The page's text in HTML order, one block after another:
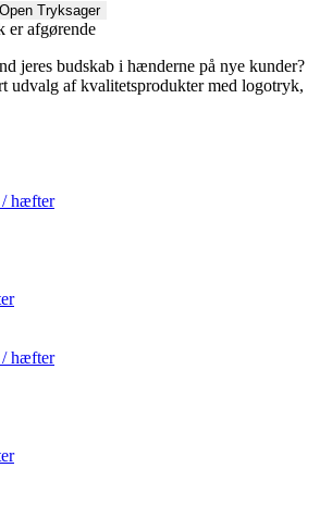
Open Tryksager
er afgørende
jeres budskab i hænderne på nye kunder?
udvalg af kvalitetsprodukter med logotryk,
/ hæfter
/ hæfter